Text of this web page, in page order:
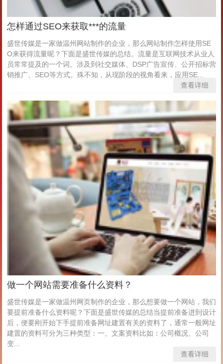
怎样通过SEO来获取***的流量
盛世传媒是一家做温州网站制作的企业，那么网站制作怎样使用SE
O来获得流量呢？下面是盛世传媒的总结。流量是互联网技术从业人
员常常提及的一个词。涉及到社交媒体、DSP广告宣传、公开招标营
销推广、SEO等方式。殊不知，从现阶段的视角看来，应用SE...
查看详细
做一个网站需要准备什么资料？
盛世传媒是一家做温州网页制作的企业，那么想要做一个网站，我们
要提前准备什么资料呢？下面是盛世传媒的总结当提前准备进到设计
后，便要刚开始下手提前准备网址建置有关的资料了，通常一般网址
建置的资料可分为三种类型：一、文案资料比如：公司概况、公司
变...
查看详细